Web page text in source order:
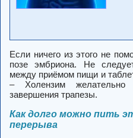
Если ничего из этого не
позе эмбриона. Не
между приёмом пищи и
– Холензим
завершения трапезы.
Как долго можно пить
перерыва